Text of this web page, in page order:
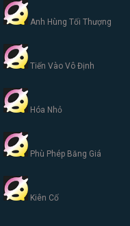
Anh Hùng Tối Thượng
Tiến Vào Vô Định
Hóa Nhỏ
Phù Phép Băng Giá
Kiên Cố